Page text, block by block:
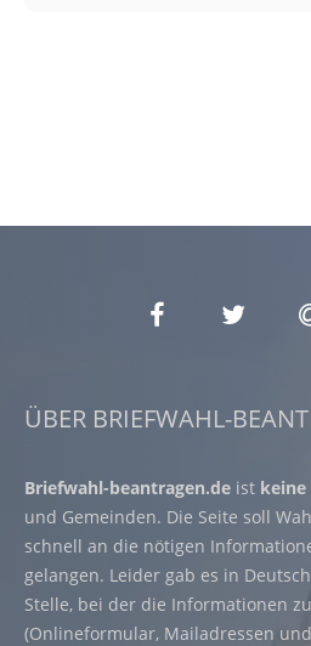
ÜBER BRIEFWAHL-
Briefwahl-beantragen.de ist keine
und Gemeinden. Die Seite soll
schnell an die nötigen
gelangen. Leider gab es in
Stelle, bei der die Informationen
(Onlineformular, Mailadressen